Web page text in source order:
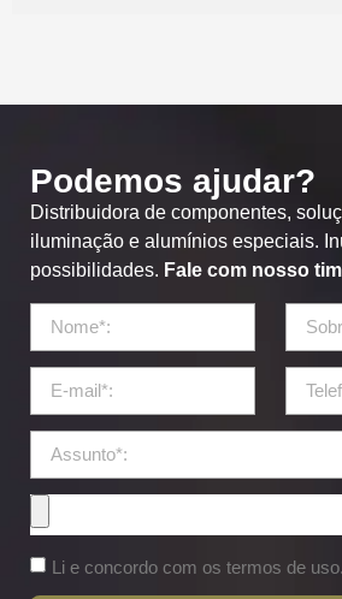
Podemos ajudar?
Distribuidora de componentes,
iluminação e alumínios especiais.
possibilidades. Fale com nosso
Li e concordo com os termos de uso.